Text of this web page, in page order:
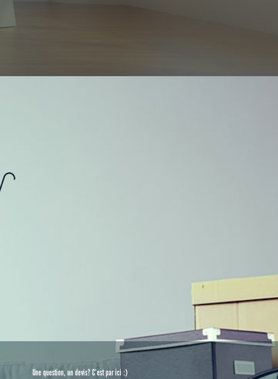
Une question, un devis? C’est par ici :)